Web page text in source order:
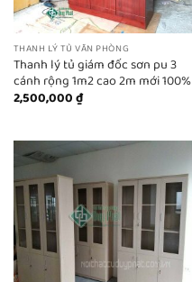
THANH LÝ TỦ VĂN PHÒNG
Thanh lý tủ giám đốc sơn pu 3
cánh rộng 1m2 cao 2m mới 100%
2,500,000₫